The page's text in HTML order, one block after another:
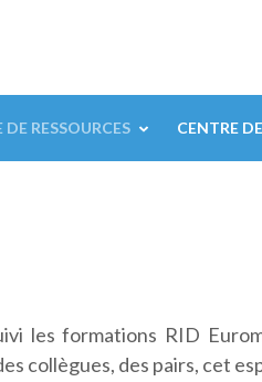
DE RESSOURCES CENTRE
les formations RID
collègues, des pairs, cet